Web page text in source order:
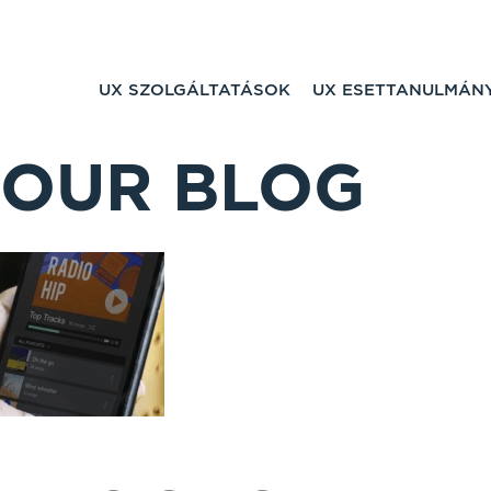
UX SZOLGÁLTATÁSOK UX
OUR BLOG